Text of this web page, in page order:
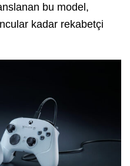
bu model,
kadar rekabetçi